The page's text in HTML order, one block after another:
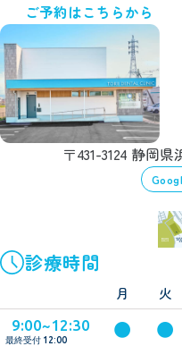
〒431-3124 静岡
ご予約はこちらから
診療時間
月 火
9:00~12:30
最終受付 12:00 ● ●